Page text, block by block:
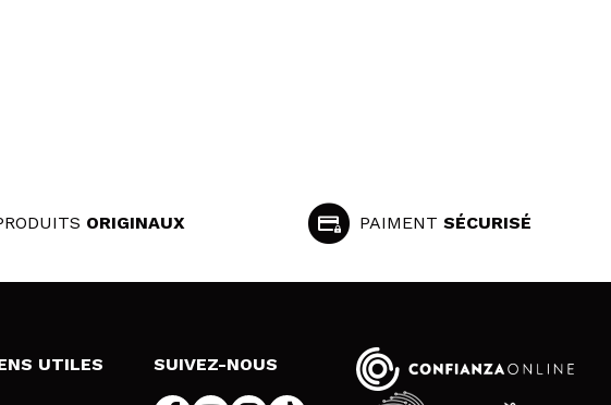
ORIGINAUX PAIMENT SÉCURISÉ
UTILES SUIVEZ-NOUS